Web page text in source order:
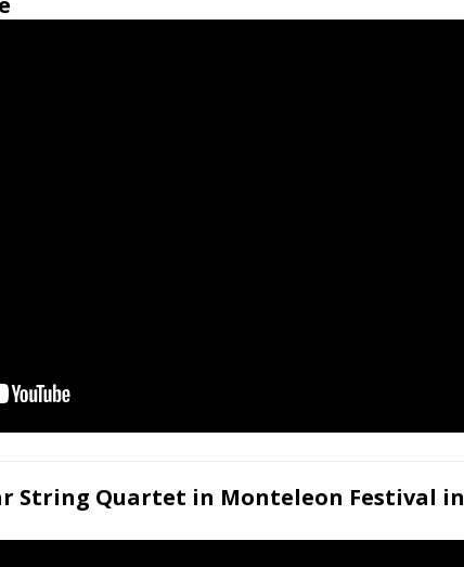
String Quartet in Monteleon Festival in